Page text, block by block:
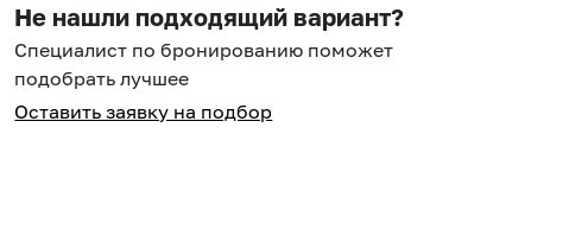
select
a
date.
the
select
a
the
Не нашли подходящий вариант?
Специалист по бронированию поможет
подобрать лучшее
Оставить заявку на подбор